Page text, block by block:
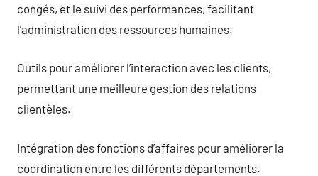
congés, et le suivi des performances, facilitant
l’administration des ressources humaines.
Outils pour améliorer l’interaction avec les clients,
permettant une meilleure gestion des relations
clientèles.
Intégration des fonctions d’affaires pour améliorer la
coordination entre les différents départements.